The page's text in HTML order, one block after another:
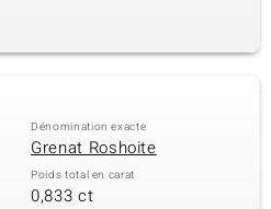
Dénomination exacte
Grenat Roshoite
Poids total en carat
0,833 ct